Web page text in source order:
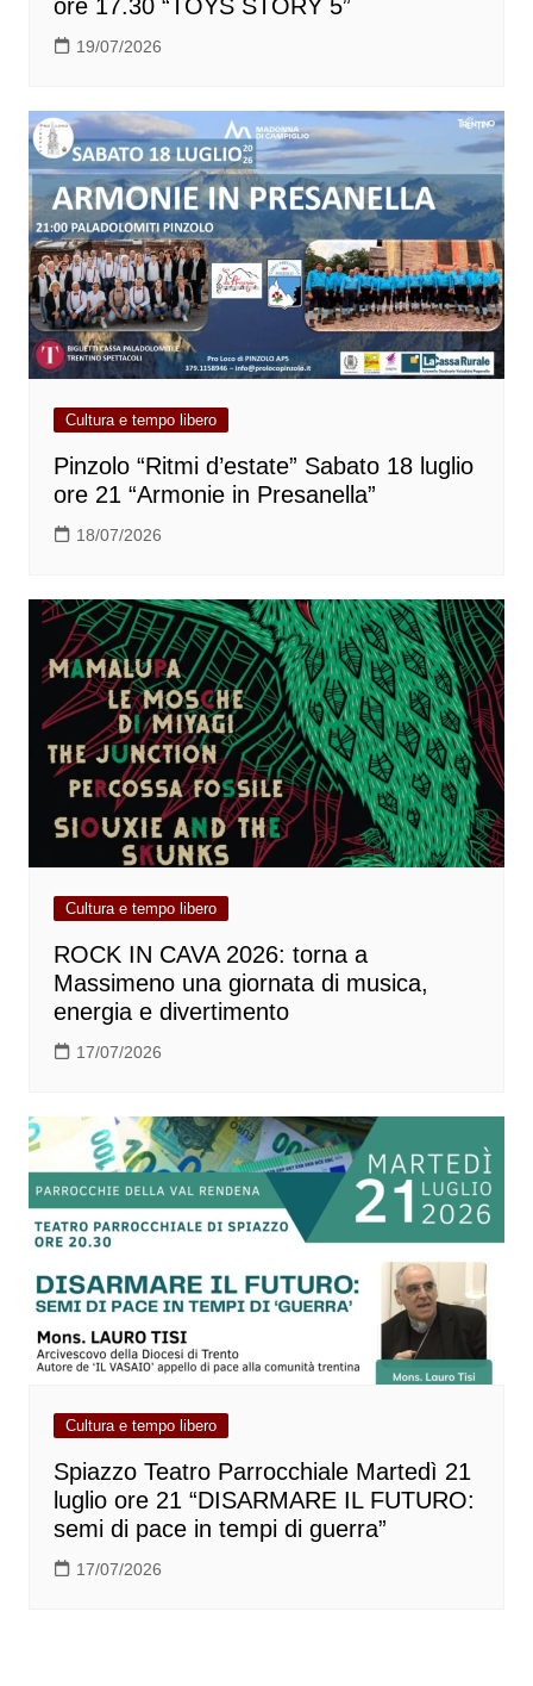
ore 17.30 “TOYS STORY 5”
19/07/2026
Cultura e tempo libero
Pinzolo “Ritmi d’estate” Sabato 18 luglio
ore 21 “Armonie in Presanella”
18/07/2026
Cultura e tempo libero
ROCK IN CAVA 2026: torna a
Massimeno una giornata di musica,
energia e divertimento
17/07/2026
Cultura e tempo libero
Spiazzo Teatro Parrocchiale Martedì 21
luglio ore 21 “DISARMARE IL FUTURO:
semi di pace in tempi di guerra”
17/07/2026